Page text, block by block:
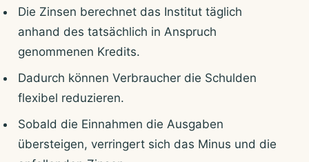
Die Zinsen berechnet das Institut täglich
anhand des tatsächlich in Anspruch
genommenen Kredits.
Dadurch können Verbraucher die Schulden
flexibel reduzieren.
Sobald die Einnahmen die Ausgaben
übersteigen, verringert sich das Minus und die